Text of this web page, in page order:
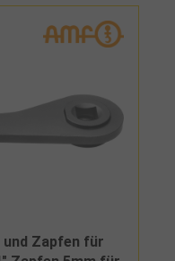
Zapfen für